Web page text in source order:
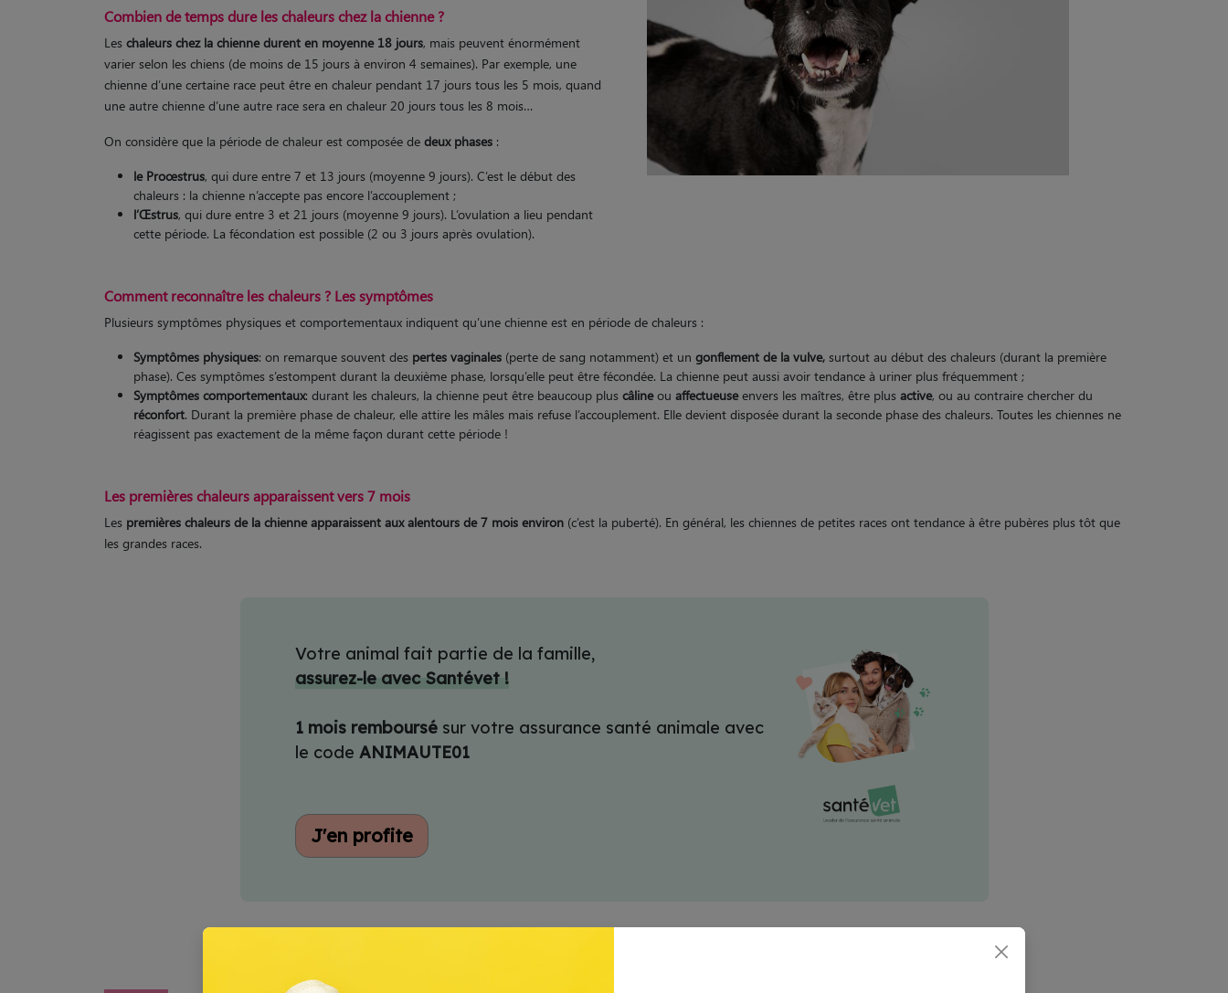
Combien de temps dure les chaleurs chez la chienne ?
Les chaleurs chez la chienne durent en moyenne 18 jours, mais peuvent énormément
varier selon les chiens (de moins de 15 jours à environ 4 semaines). Par exemple, une
chienne d’une certaine race peut être en chaleur pendant 17 jours tous les 5 mois, quand
une autre chienne d’une autre race sera en chaleur 20 jours tous les 8 mois…
On considère que la période de chaleur est composée de deux phases :
le Proœstrus, qui dure entre 7 et 13 jours (moyenne 9 jours). C’est le début des
chaleurs : la chienne n’accepte pas encore l’accouplement ;
l’Œstrus, qui dure entre 3 et 21 jours (moyenne 9 jours). L’ovulation a lieu pendant
cette période. La fécondation est possible (2 ou 3 jours après ovulation).
Comment reconnaître les chaleurs ? Les symptômes
Plusieurs symptômes physiques et comportementaux indiquent qu’une chienne est en période de chaleurs :
Symptômes physiques: on remarque souvent des pertes vaginales (perte de sang notamment) et un gonflement de la vulve, surtout au début des chaleurs (durant la première
phase). Ces symptômes s’estompent durant la deuxième phase, lorsqu’elle peut être fécondée. La chienne peut aussi avoir tendance à uriner plus fréquemment ;
Symptômes comportementaux: durant les chaleurs, la chienne peut être beaucoup plus câlineou affectueuseenvers les maîtres, être plus active, ou au contraire chercher du
réconfort. Durant la première phase de chaleur, elle attire les mâles mais refuse l’accouplement. Elle devient disposée durant la seconde phase des chaleurs. Toutes les chiennes ne
réagissent pas exactement de la même façon durant cette période !
Les premières chaleurs apparaissent vers 7 mois
Les premières chaleurs de la chienne apparaissent aux alentours de 7 mois environ (c’est la puberté). En général, les chiennes de petites races ont tendance à être pubères plus tôt que
les grandes races.
Votre animal fait partie de la famille,
assurez-le avec Santévet !
1 mois remboursé sur votre assurance santé animale avec
le code ANIMAUTE01
J'en profite